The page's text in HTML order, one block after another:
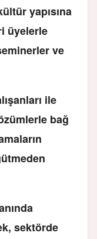
yapısına
üyelerle
ve
ile
bağ
sektörde